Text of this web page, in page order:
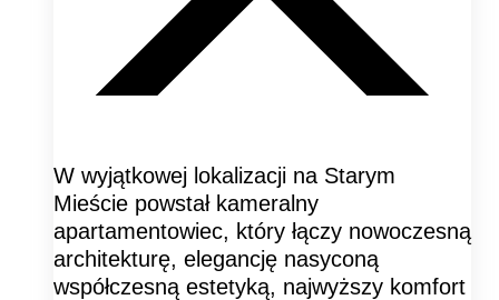
W wyjątkowej lokalizacji na Starym
Mieście powstał kameralny
apartamentowiec, który łączy nowoczesną
architekturę, elegancję nasyconą
współczesną estetyką, najwyższy komfort